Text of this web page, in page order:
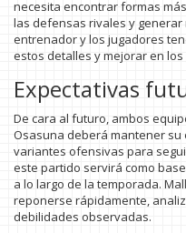
necesita encontrar formas
las defensas rivales y generar
entrenador y los jugadores
estos detalles y mejorar en
Expectativas
De cara al futuro, ambos
Osasuna deberá mantener
variantes ofensivas para
este partido servirá como
a lo largo de la temporada.
reponerse rápidamente,
debilidades observadas.